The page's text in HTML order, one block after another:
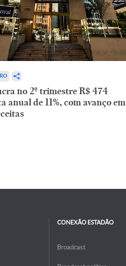
no 2º trimestre R$ 474
anual de 11%, com avanço em
CONEXÃO ESTADÃO
Broadcast